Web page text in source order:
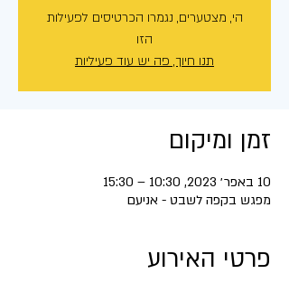
הי, מצטערים, נגמרו הכרטיסים לפעילות
הזו
תנו חיוך, פה יש עוד פעיליות
זמן ומיקום
10 באפר׳ 2023, 10:30 – 15:30
מפגש בקפה לשבט - אניעם
פרטי האירוע